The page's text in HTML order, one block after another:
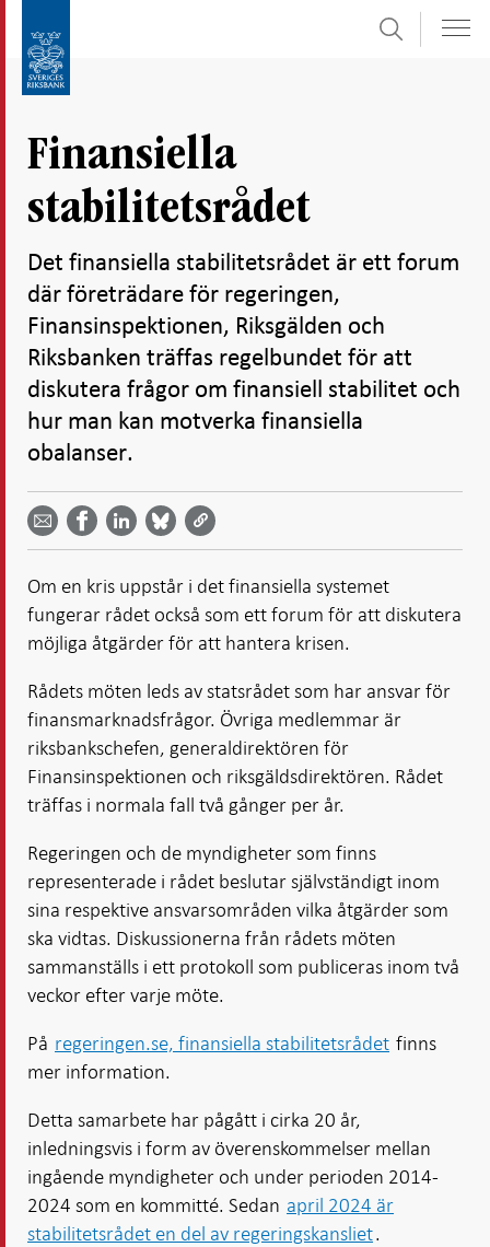
direkt
undersidor
Sök
Finansiella
stabilitetsrådet
Det finansiella stabilitetsrådet är ett forum
där företrädare för regeringen,
Finansinspektionen, Riksgälden och
Riksbanken träffas regelbundet för att
diskutera frågor om finansiell stabilitet och
hur man kan motverka finansiella
obalanser.
Dela
email -
Öppnas
i ny flik
Dela på
Facebook
- Öppnas
Dela på
LinkedIn
-
Öppnas
i ny flik
på
Bluesky
-
i ny flik
på
Twitter
-
i ny flik
Om en kris uppstår i det finansiella systemet
fungerar rådet också som ett forum för att diskutera
möjliga åtgärder för att hantera krisen.
Rådets möten leds av statsrådet som har ansvar för
finansmarknadsfrågor. Övriga medlemmar är
riksbankschefen, generaldirektören för
Finansinspektionen och riksgäldsdirektören. Rådet
träffas i normala fall två gånger per år.
Regeringen och de myndigheter som finns
representerade i rådet beslutar självständigt inom
sina respektive ansvarsområden vilka åtgärder som
ska vidtas. Diskussionerna från rådets möten
sammanställs i ett protokoll som publiceras inom två
veckor efter varje möte.
På regeringen.se, finansiella stabilitetsrådet finns
mer information.
Detta samarbete har pågått i cirka 20 år,
inledningsvis i form av överenskommelser mellan
ingående myndigheter och under perioden 2014-
2024 som en kommitté. Sedan april 2024 är
stabilitetsrådet en del av regeringskansliet.